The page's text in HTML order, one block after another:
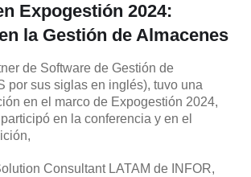
Expogestión 2024:
la Gestión de Almacenes
de Software de Gestión de
por sus siglas en inglés), tuvo una
en el marco de Expogestión 2024,
en la conferencia y en el
Consultant LATAM de INFOR,